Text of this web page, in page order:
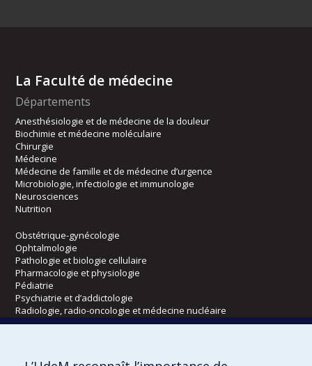
La Faculté de médecine
Départements
Anesthésiologie et de médecine de la douleur
Biochimie et médecine moléculaire
Chirurgie
Médecine
Médecine de famille et de médecine d’urgence
Microbiologie, infectiologie et immunologie
Neurosciences
Nutrition
Obstétrique-gynécologie
Ophtalmologie
Pathologie et biologie cellulaire
Pharmacologie et physiologie
Pédiatrie
Psychiatrie et d’addictologie
Radiologie, radio-oncologie et médecine nucléaire